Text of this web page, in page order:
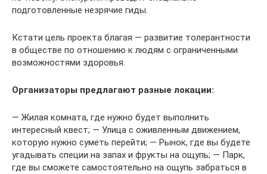
подготовленные незрячие гиды.
Кстати цель проекта благая — развитие толерантности
в обществе по отношению к людям с ограниченными
возможностями здоровья.
Организаторы предлагают разные локации:
— Жилая комната, где нужно будет выполнить
интересный квест; — Улица с оживленным движением,
которую нужно суметь перейти; — Рынок, где вы будете
угадывать специи на запах и фрукты на ощупь; — Парк,
где вы сможете самостоятельно на ощупь забраться в